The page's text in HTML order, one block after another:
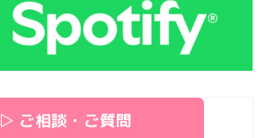
▷ ご相談・ご質問